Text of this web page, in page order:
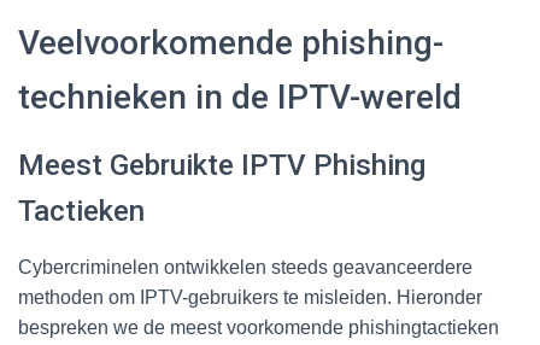
Veelvoorkomende phishing-
technieken in de IPTV-wereld
Meest Gebruikte IPTV Phishing
Tactieken
Cybercriminelen ontwikkelen steeds geavanceerdere
methoden om IPTV-gebruikers te misleiden. Hieronder
bespreken we de meest voorkomende phishingtactieken